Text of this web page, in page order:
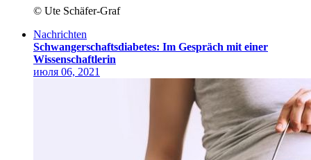
© Ute Schäfer-Graf
Nachrichten
Schwangerschafts­diabetes: Im Gespräch mit einer
Wissenschaftlerin
июля 06, 2021